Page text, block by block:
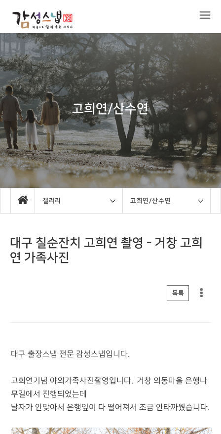
고희연/산수연
갤러리 고희연/산수연
대구 칠순잔치 고희연 촬영 - 거창 고희
연 가족사진
목록
대구 출장스냅 전문 감성스냅입니다.
고희연기념 야외가족사진촬영입니다. 거창 의동마을 은행나
무길에서 진행되었는데
날자가 안맞아서 은행잎이 다 떨어져서 조금 안타까웠습니다.